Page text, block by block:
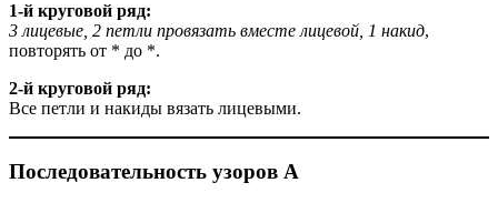
1-й круговой ряд:
3 лицевые, 2 петли провязать вместе лицевой, 1 накид,
повторять от * до *.
2-й круговой ряд:
Все петли и накиды вязать лицевыми.
Последовательность узоров А